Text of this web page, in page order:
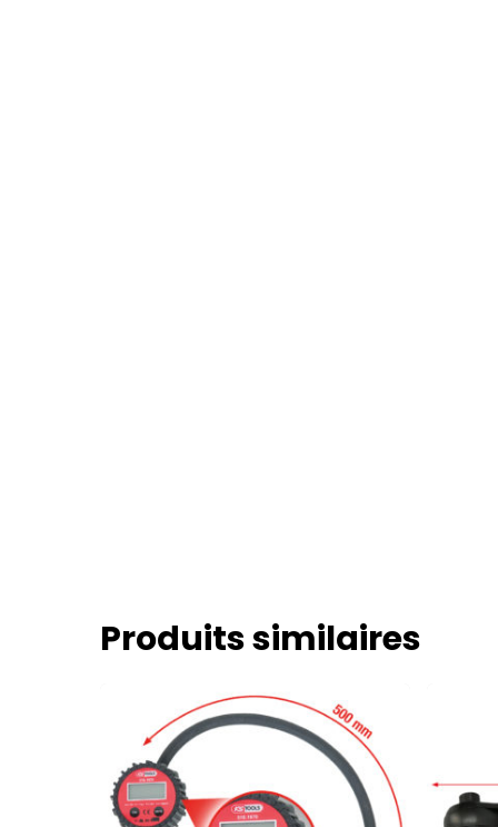
Produits similaires